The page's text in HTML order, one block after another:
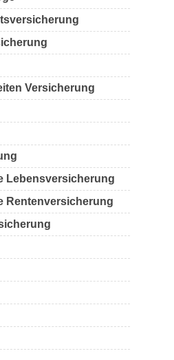
Versicherung
Lebensversicherung
Rentenversicherung